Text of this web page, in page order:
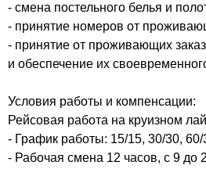
- смена постельного белья и
- принятие номеров от
- принятие от проживающих
и обеспечение их
Условия работы и компенсации:
Рейсовая работа на круизном
- График работы: 15/15, 30/30, 60/
- Рабочая смена 12 часов, с 9 до